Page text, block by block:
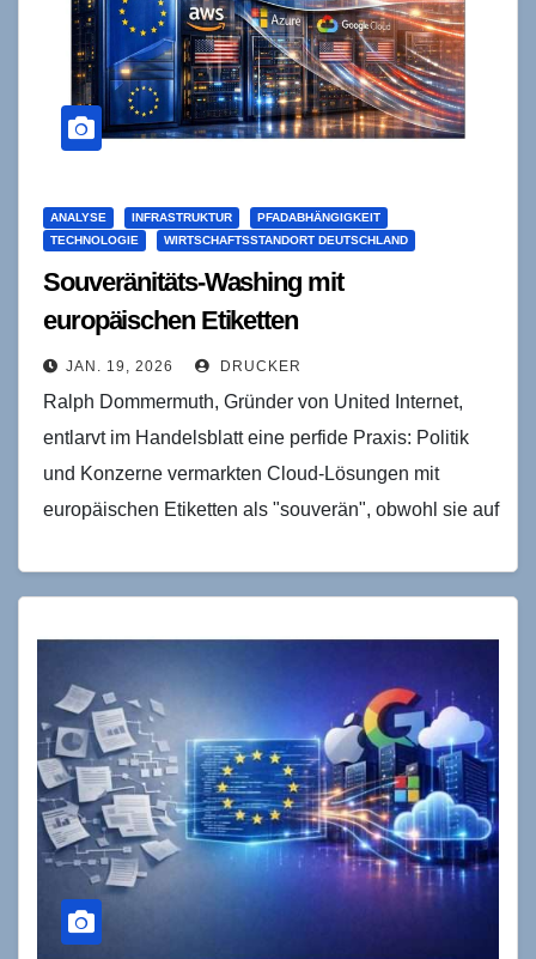
ANALYSE INFRASTRUKTUR
PFADABHÄNGIGKEIT
TECHNOLOGIE
WIRTSCHAFTSSTANDORT DEUTSCHLAND
Souveränitäts-Washing mit
europäischen Etiketten
JAN. 19, 2026 DRUCKER
Ralph Dommermuth, Gründer von United Internet,
entlarvt im Handelsblatt eine perfide Praxis: Politik
und Konzerne vermarkten Cloud-Lösungen mit
europäischen Etiketten als "souverän", obwohl sie auf